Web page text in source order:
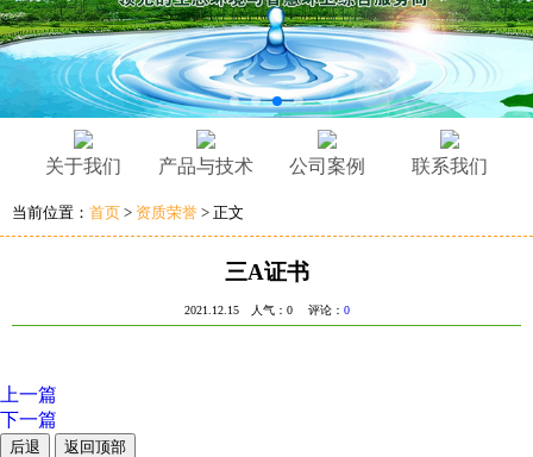
关于我们 产品与技术 公司案例 联系我们
当前位置： 首页 > 资质荣誉 > 正文
三A证书
2021.12.15 人气： 0评论： 0
上一篇
下一篇
后退 返回顶部